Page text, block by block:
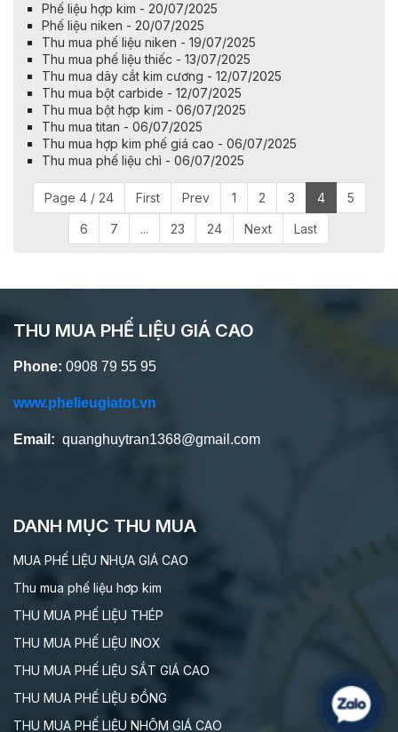
Phế liệu hợp kim - 20/07/2025
Phế liệu niken - 20/07/2025
Thu mua phế liệu niken - 19/07/2025
Thu mua phế liệu thiếc - 13/07/2025
Thu mua dây cắt kim cương - 12/07/2025
Thu mua bột carbide - 12/07/2025
Thu mua bột hợp kim - 06/07/2025
Thu mua titan - 06/07/2025
Thu mua hợp kim phế giá cao - 06/07/2025
Thu mua phế liệu chì - 06/07/2025
Page 4 / 24 First Prev 1 2 3 4 5
6 7 ... 23 24 Next Last
THU MUA PHẾ LIỆU GIÁ CAO
Phone: 0908 79 55 95
www.phelieugiatot.vn
Email: quanghuytran1368@gmail.com
DANH MỤC THU MUA
MUA PHẾ LIỆU NHỰA GIÁ CAO
Thu mua phế liệu hơp kim
THU MUA PHẾ LIỆU THÉP
THU MUA PHẾ LIỆU INOX
THU MUA PHẾ LIỆU SẮT GIÁ CAO
THU MUA PHẾ LIỆU ĐỒNG
THU MUA PHẾ LIỆU NHÔM GIÁ CAO